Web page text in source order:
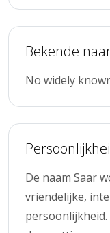
Bekende
No widely
De naam Saar
vriendelijke,
persoonlijkheid.